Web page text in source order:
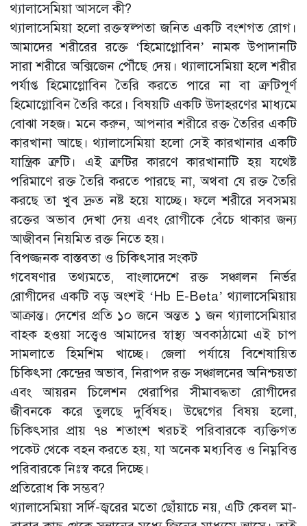
থ্যালাসেমিয়া আসলে কী?
থ্যালাসেমিয়া হলো রক্তস্বল্পতা জনিত একটি বংশগত রোগ।
আমাদের শরীরের রক্তে ‘হিমোগ্লোবিন’ নামক উপাদানটি
সারা শরীরে অক্সিজেন পৌঁছে দেয়। থ্যালাসেমিয়া হলে শরীর
পর্যাপ্ত হিমোগ্লোবিন তৈরি করতে পারে না বা ত্রুটিপূর্ণ
হিমোগ্লোবিন তৈরি করে। বিষয়টি একটি উদাহরণের মাধ্যমে
বোঝা সহজ। মনে করুন, আপনার শরীরে রক্ত তৈরির একটি
কারখানা আছে। থ্যালাসেমিয়া হলো সেই কারখানার একটি
যান্ত্রিক ত্রুটি। এই ত্রুটির কারণে কারখানাটি হয় যথেষ্ট
পরিমাণে রক্ত তৈরি করতে পারছে না, অথবা যে রক্ত তৈরি
করছে তা খুব দ্রুত নষ্ট হয়ে যাচ্ছে। ফলে শরীরে সবসময়
রক্তের অভাব দেখা দেয় এবং রোগীকে বেঁচে থাকার জন্য
আজীবন নিয়মিত রক্ত নিতে হয়।
বিপজ্জনক বাস্তবতা ও চিকিৎসার সংকট
গবেষণার তথ্যমতে, বাংলাদেশে রক্ত সঞ্চালন নির্ভর
রোগীদের একটি বড় অংশই ‘Hb E-Beta’ থ্যালাসেমিয়ায়
আক্রান্ত। দেশের প্রতি ১০ জনে অন্তত ১ জন থ্যালাসেমিয়ার
বাহক হওয়া সত্ত্বেও আমাদের স্বাস্থ্য অবকাঠামো এই চাপ
সামলাতে হিমশিম খাচ্ছে। জেলা পর্যায়ে বিশেষায়িত
চিকিৎসা কেন্দ্রের অভাব, নিরাপদ রক্ত সঞ্চালনের অনিশ্চয়তা
এবং আয়রন চিলেশন থেরাপির সীমাবদ্ধতা রোগীদের
জীবনকে করে তুলছে দুর্বিষহ। উদ্বেগের বিষয় হলো,
চিকিৎসার প্রায় ৭৪ শতাংশ খরচই পরিবারকে ব্যক্তিগত
পকেট থেকে বহন করতে হয়, যা অনেক মধ্যবিত্ত ও নিম্নবিত্ত
পরিবারকে নিঃস্ব করে দিচ্ছে।
প্রতিরোধ কি সম্ভব?
থ্যালাসেমিয়া সর্দি-জ্বরের মতো ছোঁয়াচে নয়, এটি কেবল মা-